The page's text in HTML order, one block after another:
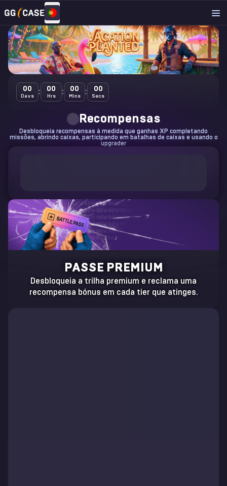
Passe Sazonal
00
Days
: 00
Hrs
: 00
Mins
: 00
Secs
Recompensas
Desbloqueia recompensas à medida que ganhas XP completando
missões, abrindo caixas, participando em batalhas de caixas e usando o
upgrader
PASSE PREMIUM
Desbloqueia a trilha premium e reclama uma
recompensa bónus em cada tier que atinges.